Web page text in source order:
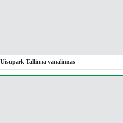
Uisupark Tallinna vanalinnas